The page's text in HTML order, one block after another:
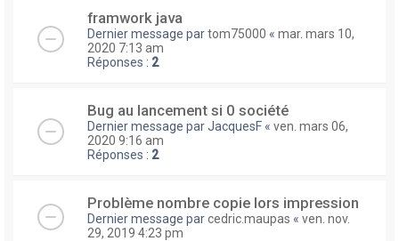
framwork java
Dernier message partom75000 « mar. mars 10,
2020 7:13 am
Réponses : 2
Bug au lancement si 0 société
Dernier message parJacquesF « ven. mars 06,
2020 9:16 am
Réponses : 2
Problème nombre copie lors impression
Dernier message parcedric.maupas « ven. nov.
29, 2019 4:23 pm